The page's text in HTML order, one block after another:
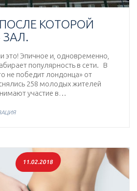
КОТОРОЙ
ЗАЛ.
это! Эпичное и, одновременно,
популярность в сети. В
не победит лондонца» от
258 молодых жителей
участие в…
11.02.2018